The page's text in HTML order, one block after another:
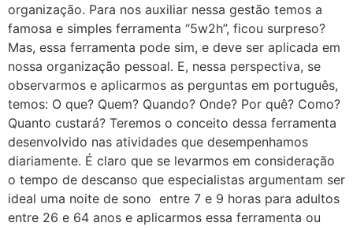
organização. Para nos auxiliar nessa gestão temos a
famosa e simples ferramenta “5w2h”, ficou surpreso?
Mas, essa ferramenta pode sim, e deve ser aplicada em
nossa organização pessoal. E, nessa perspectiva, se
observarmos e aplicarmos as perguntas em português,
temos: O que? Quem? Quando? Onde? Por quê? Como?
Quanto custará? Teremos o conceito dessa ferramenta
desenvolvido nas atividades que desempenhamos
diariamente. É claro que se levarmos em consideração
o tempo de descanso que especialistas argumentam ser
ideal uma noite de sono entre 7 e 9 horas para adultos
entre 26 e 64 anos e aplicarmos essa ferramenta ou